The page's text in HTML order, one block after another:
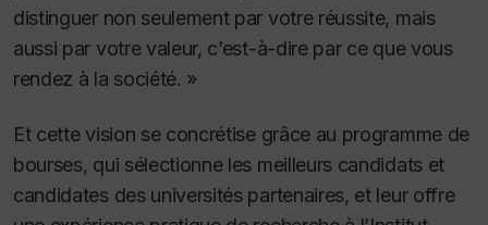
distinguer non seulement par votre réussite, mais
aussi par votre valeur, c’est-à-dire par ce que vous
rendez à la société. »
Et cette vision se concrétise grâce au programme de
bourses, qui sélectionne les meilleurs candidats et
candidates des universités partenaires, et leur offre